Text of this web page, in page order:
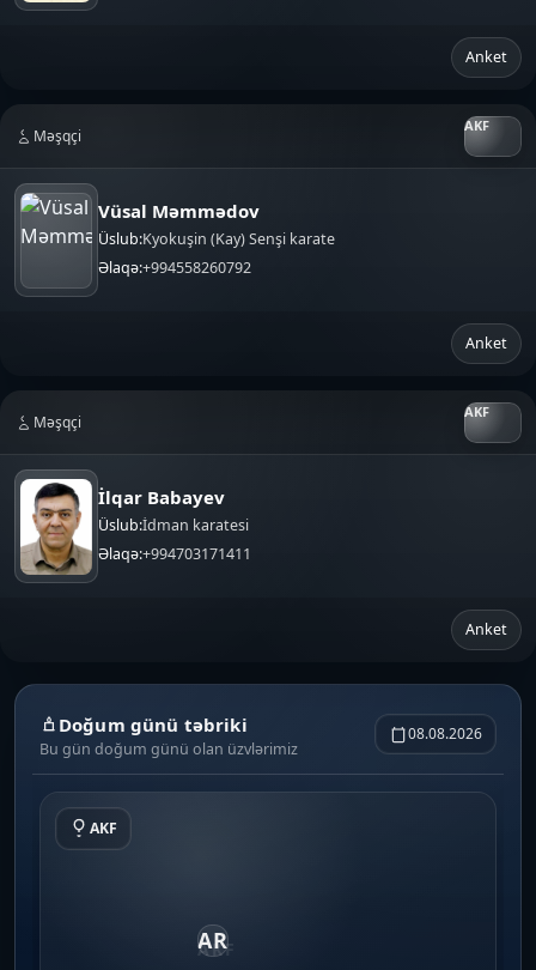
Anket
Məşqçi
Vüsal Məmmədov
Üslub:Kyokuşin (Kay) Senşi karate
Əlaqə:+994558260792
Anket
Məşqçi
İlqar Babayev
Üslub:İdman karatesi
Əlaqə:+994703171411
Anket
Doğum günü təbriki
Bu gün doğum günü olan üzvlərimiz
08.08.2026
AKF
AR